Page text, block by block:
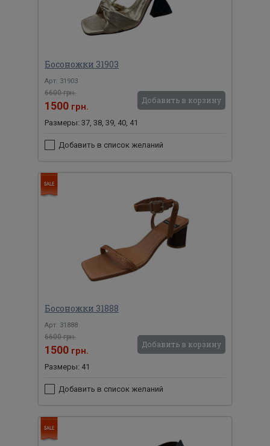
Босоножки 31903
Арт: 31903
6600 грн.
1500 грн.
Добавить в корзину
Размеры: 37, 38, 39, 40, 41
Добавить в список желаний
Босоножки 31888
Арт: 31888
6600 грн.
1500 грн.
Добавить в корзину
Размеры: 41
Добавить в список желаний